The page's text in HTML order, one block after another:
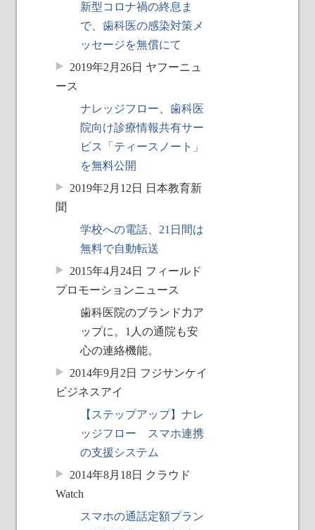
新型コロナ禍の終息ま
で、歯科医の感染対策メ
ッセージを無償にて
2019年2月26日 ヤフーニュ
ース
ナレッジフロー、歯科医
院向け診療情報共有サー
ビス「ティースノート」
を無料公開
2019年2月12日 日本教育新
聞
学校への電話、21日間は
無料で自動転送
2015年4月24日 フィールド
プロモーションニュース
歯科医院のブランド力ア
ップに。1人の通院も安
心の連絡機能。
2014年9月2日 フジサンケイ
ビジネスアイ
【ステップアップ】ナレ
ッジフロー スマホ連携
の支援システム
2014年8月18日 クラウド
Watch
スマホの通話定額プラン